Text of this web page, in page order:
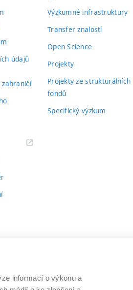
údajů
Výzkumné infrastruktury
Transfer znalostí
Open Science
Projekty
Projekty ze strukturálních
fondů
Specifický výzkum
V BRNĚ
informací o výkonu a